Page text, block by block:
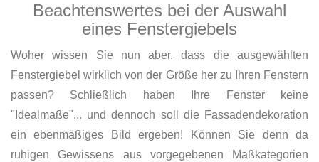
Beachtenswertes bei der Auswahl
eines Fenstergiebels
Woher wissen Sie nun aber, dass die ausgewählten
Fenstergiebel wirklich von der Größe her zu Ihren Fenstern
passen? Schließlich haben Ihre Fenster keine
"Idealmaße"... und dennoch soll die Fassadendekoration
ein ebenmäßiges Bild ergeben! Können Sie denn da
ruhigen Gewissens aus vorgegebenen Maßkategorien